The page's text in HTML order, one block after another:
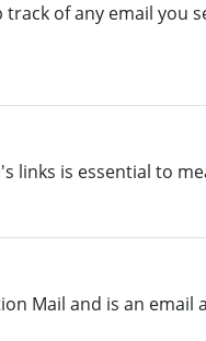
track of any email
links is essential to
Mail and is an